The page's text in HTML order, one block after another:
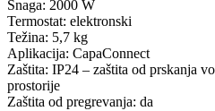
Snaga: 2000 W
Termostat: elektronski
Težina: 5,7 kg
Aplikacija: CapaConnect
Zaštita: IP24 – zaštita od prskanja
prostorije
Zaštita od pregrevanja: da